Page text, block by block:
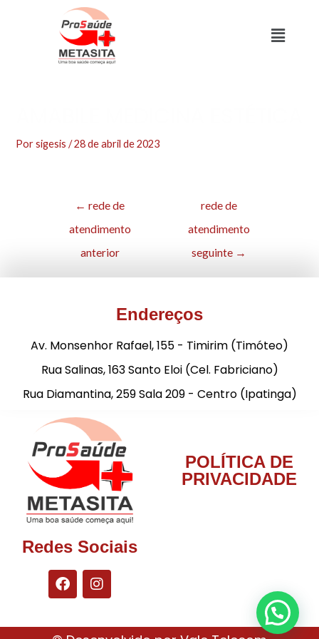
Porsigesis/28 de abril de 2023
← rede de
atendimento
anterior
rede de
atendimento
seguinte →
Endereços
Av. Monsenhor Rafael, 155 - Timirim (Timóteo)
Rua Salinas, 163 Santo Eloi (Cel. Fabriciano)
Rua Diamantina, 259 Sala 209 - Centro (Ipatinga)
POLÍTICA DE
PRIVACIDADE
Redes Sociais